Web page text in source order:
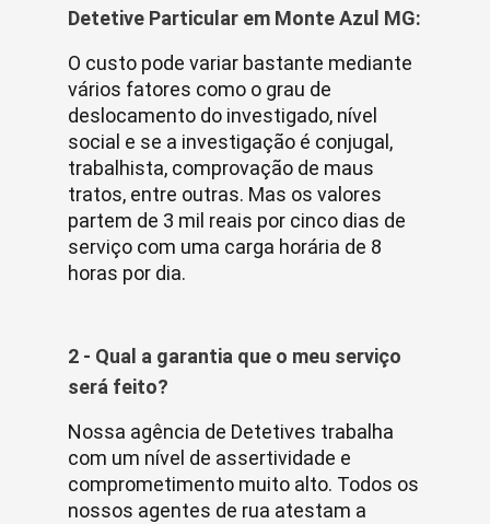
Detetive Particular em Monte Azul MG:
O custo pode variar bastante mediante
vários fatores como o grau de
deslocamento do investigado, nível
social e se a investigação é conjugal,
trabalhista, comprovação de maus
tratos, entre outras. Mas os valores
partem de 3 mil reais por cinco dias de
serviço com uma carga horária de 8
horas por dia.
2 - Qual a garantia que o meu serviço
será feito?
Nossa agência de Detetives trabalha
com um nível de assertividade e
comprometimento muito alto. Todos os
nossos agentes de rua atestam a